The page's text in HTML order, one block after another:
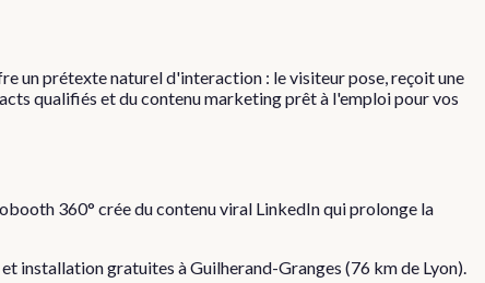
un prétexte naturel d'interaction : le visiteur pose, reçoit une
qualifiés et du contenu marketing prêt à l'emploi pour vos
360° crée du contenu viral LinkedIn qui prolonge la
et installation gratuites àGuilherand-Granges (76 km de Lyon).